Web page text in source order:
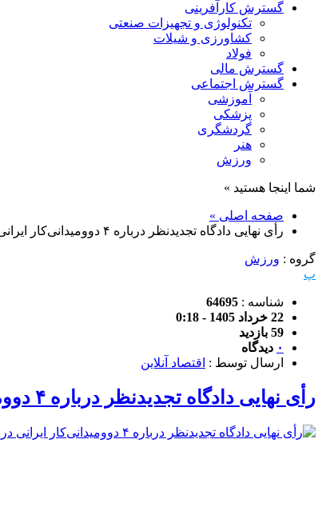
گسترش کارآفرینی
تکنولوژی و تجهیزات صنعتی
کشاورزی و شیلات
فولاد
گسترش مالی
گسترش اجتماعی
آموزشی
پزشکی
گردشگری
هنر
ورزش
شما اینجا هستید »
صفحه اصلی »
رأی نهایی دادگاه تجدیدنظر درباره ۴ دوومیدانی‌کار ایرانی در کره‌جنوبی
گروه : ورزش
پ
شناسه : 64695
22 خرداد 1405 - 0:18
59 بازدید
۰ دیدگاه
ارسال توسط : اقتصاد آنلاین
رأی نهایی دادگاه تجدیدنظر درباره ۴ دوومیدانی‌کار ایرانی در کره‌جنوبی